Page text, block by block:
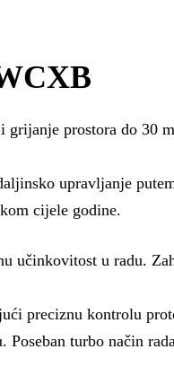
prostora do 30
upravljanje
cijele godine.
učinkovitost u radu.
preciznu kontrolu
turbo način